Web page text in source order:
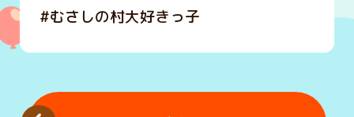
#むさしの村大好きっ子